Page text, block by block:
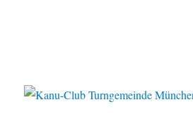
Kanu-Club
e.V.